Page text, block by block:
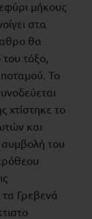
μήκους
στα
θα
του τόξο,
Το
χτίστηκε το
και
συμβολή του
Γρεβενά